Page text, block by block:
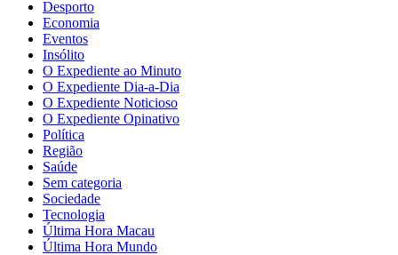
Desporto
Economia
Eventos
Insólito
O Expediente ao Minuto
O Expediente Dia-a-Dia
O Expediente Noticioso
O Expediente Opinativo
Política
Região
Saúde
Sem categoria
Sociedade
Tecnologia
Última Hora Macau
Última Hora Mundo